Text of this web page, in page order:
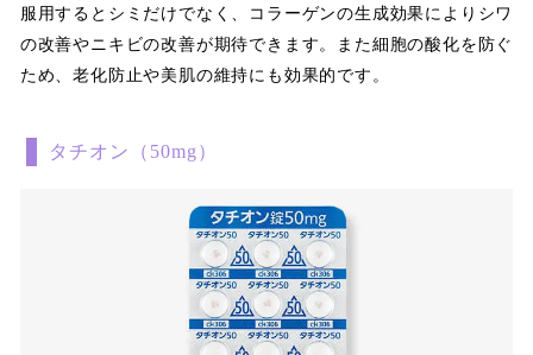
服用するとシミだけでなく、コラーゲンの生成効果によりシワ
の改善やニキビの改善が期待できます。また細胞の酸化を防ぐ
ため、老化防止や美肌の維持にも効果的です。
タチオン（50mg）